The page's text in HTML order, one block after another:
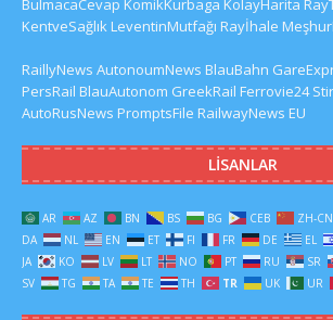
KentveSağlık LeventinMutfağı Rayİhale
RaillyNews AutonoumNews BlauBahn
PersRail BlauAutonom GreekRail Ferrovie24
AutoRusNews PromptsFile RailwayNews EU
LISANLAR
AR AZ BN BS BG CEB ZH-CN
DA
NL EN ET FI FR DE EL
JA
KO LV LT NO PT RU SR
SV
TG TA TE TH TR UK UR